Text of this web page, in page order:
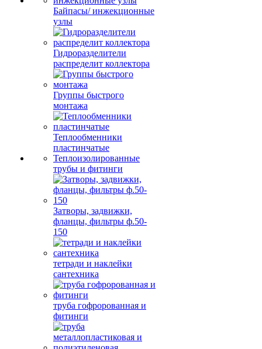
Байпасы/ инжекционные
узлы
Гидроразделители
распределит коллектора
Группы быстрого
монтажа
Теплообменники
пластинчатые
Теплоизолированные
трубы и фитинги
Затворы, задвижки,
фланцы, фильтры ф.50-
150
тетради и наклейки
сантехника
труба гофророванная и
фитинги